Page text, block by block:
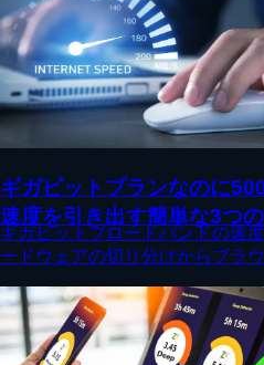
ギガビットプランなのに
速度を引き出す簡単な3つ
ギガビットブロードバンドの速
ードウェアの切り分けからブラ
素早く特定し、フルmgのネット
ます。